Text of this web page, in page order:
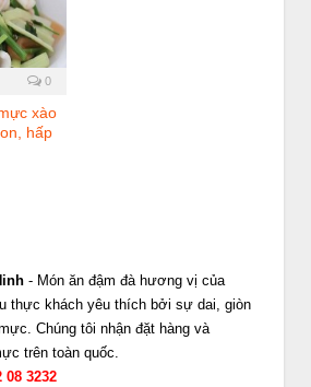
0
xào
hấp
- Món ăn đậm đà hương vị của
thực khách yêu thích bởi sự dai, giòn
Chúng tôi nhận đặt hàng và
trên toàn quốc.
08 3232